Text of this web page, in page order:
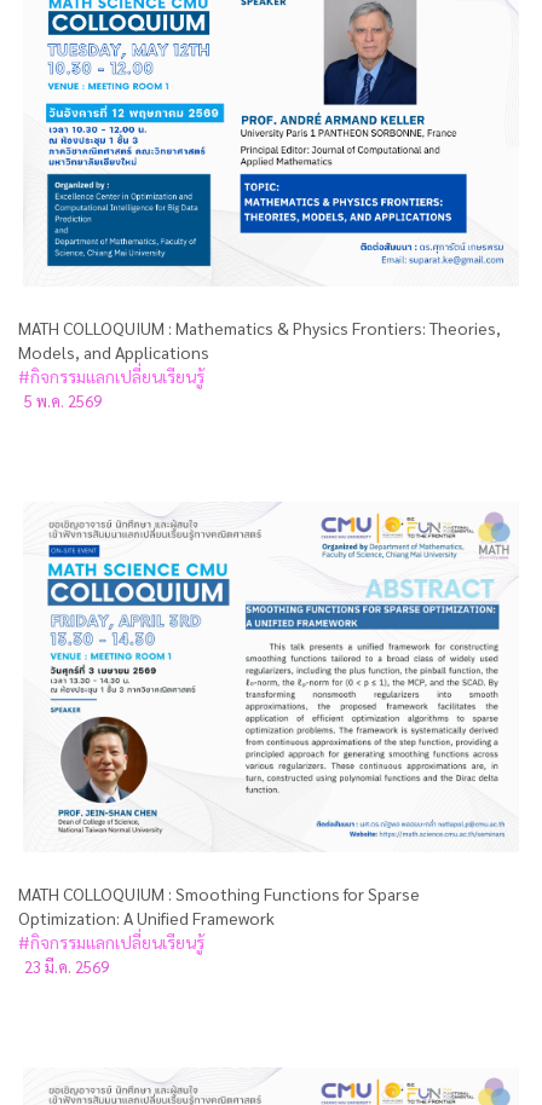
MATH COLLOQUIUM : Mathematics & Physics Frontiers: Theories,
Models, and Applications
#กิจกรรมแลกเปลี่ยนเรียนรู้
5 พ.ค. 2569
MATH COLLOQUIUM : Smoothing Functions for Sparse
Optimization: A Unified Framework
#กิจกรรมแลกเปลี่ยนเรียนรู้
23 มี.ค. 2569